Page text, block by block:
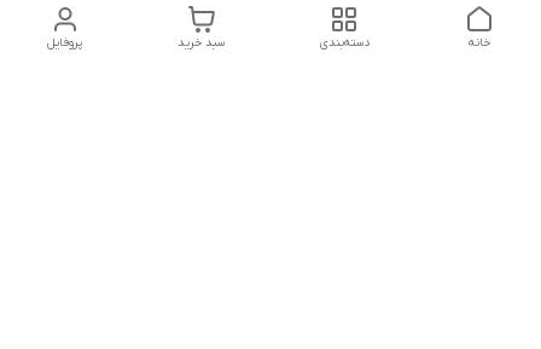
پروفایل سبد خرید دسته‌بندی خانه